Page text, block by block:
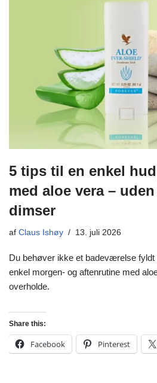
5 tips til en enkel
med aloe vera –
dimser
af Claus Ishøy 13. juli 2026
Du behøver ikke et badeværelse
enkel morgen- og aftenrutine med
overholde.
Share this:
Facebook Pinterest